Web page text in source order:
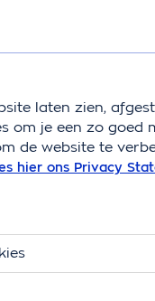
en gezondheid
voor
de
laten zien,
om je een zo goed
de website te
hier ons Privacy